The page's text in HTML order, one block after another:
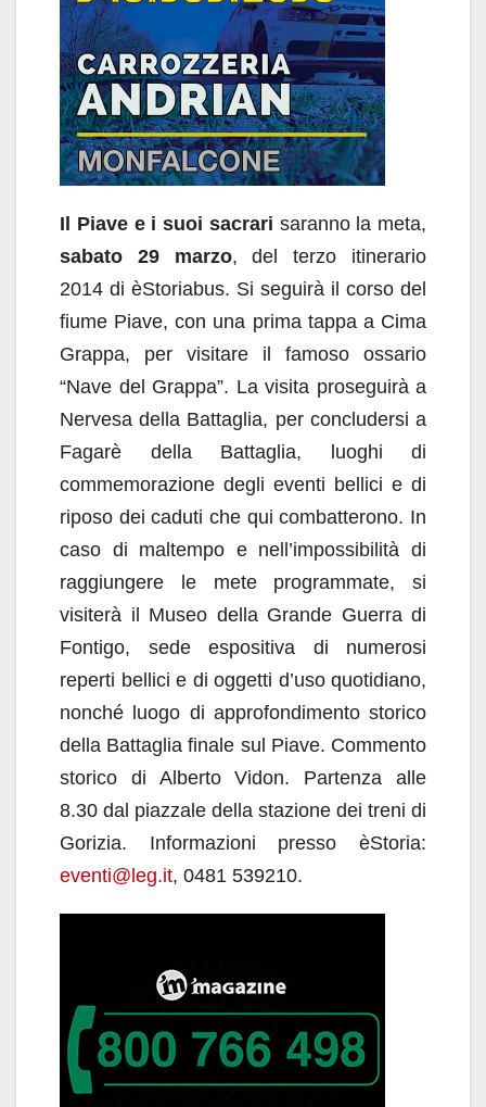
Il Piave e i suoi sacrari saranno la meta,
sabato 29 marzo, del terzo itinerario
2014 di èStoriabus. Si seguirà il corso del
fiume Piave, con una prima tappa a Cima
Grappa, per visitare il famoso ossario
“Nave del Grappa”. La visita proseguirà a
Nervesa della Battaglia, per concludersi a
Fagarè della Battaglia, luoghi di
commemorazione degli eventi bellici e di
riposo dei caduti che qui combatterono. In
caso di maltempo e nell’impossibilità di
raggiungere le mete programmate, si
visiterà il Museo della Grande Guerra di
Fontigo, sede espositiva di numerosi
reperti bellici e di oggetti d’uso quotidiano,
nonché luogo di approfondimento storico
della Battaglia finale sul Piave. Commento
storico di Alberto Vidon. Partenza alle
8.30 dal piazzale della stazione dei treni di
Gorizia. Informazioni presso èStoria:
eventi@leg.it, 0481 539210.